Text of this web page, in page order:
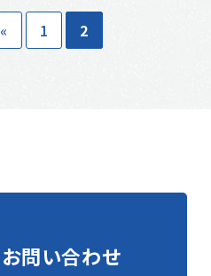
« 1 2
お問い合わせ